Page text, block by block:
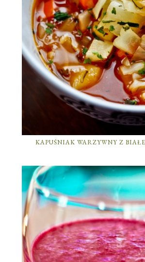
KAPUŚNIAK WARZYWNY Z